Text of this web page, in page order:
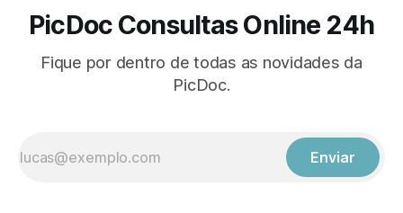
PicDoc Consultas Online 24h
Fique por dentro de todas as novidades da
PicDoc.
Enviar